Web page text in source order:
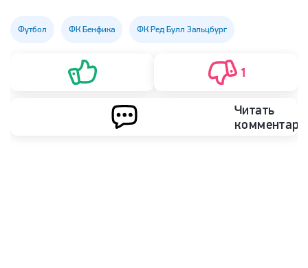
Футбол ФК Бенфика ФК Ред Булл Зальцбург
1
Читать